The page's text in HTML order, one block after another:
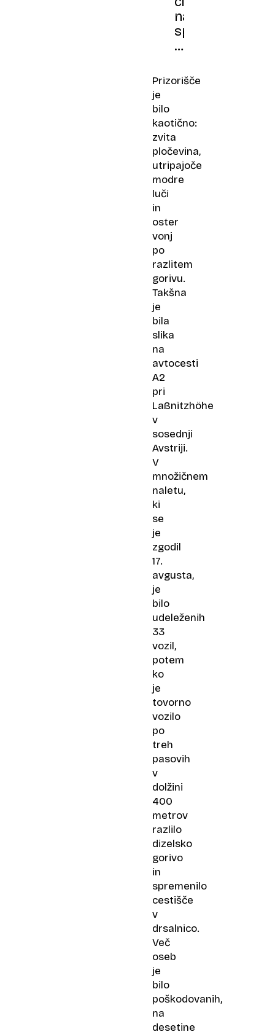
na
spolzki
cesti
je
zaletelo
vozil
Prizorišče
je
bilo
kaotično:
zvita
pločevina,
utripajoče
modre
luči
in
oster
vonj
po
razlitem
gorivu.
Takšna
je
bila
slika
na
avtocesti
A2
pri
Laßnitzhöhe
v
sosednji
Avstriji.
V
množičnem
naletu,
ki
se
je
zgodil
17.
avgusta,
je
bilo
udeleženih
33
vozil,
potem
ko
je
tovorno
vozilo
po
treh
pasovih
v
dolžini
400
metrov
razlilo
dizelsko
gorivo
in
spremenilo
cestišče
v
drsalnico.
Več
oseb
je
bilo
poškodovanih,
na
desetine